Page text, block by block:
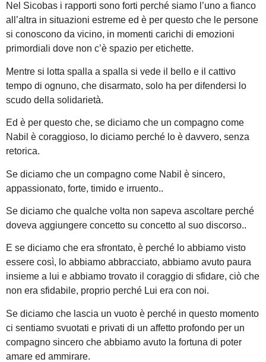
Nel Sicobas i rapporti sono forti perché siamo l’uno a fianco
all’altra in situazioni estreme ed è per questo che le persone
si conoscono da vicino, in momenti carichi di emozioni
primordiali dove non c’è spazio per etichette.
Mentre si lotta spalla a spalla si vede il bello e il cattivo
tempo di ognuno, che disarmato, solo ha per difendersi lo
scudo della solidarietà.
Ed è per questo che, se diciamo che un compagno come
Nabil è coraggioso, lo diciamo perché lo è davvero, senza
retorica.
Se diciamo che un compagno come Nabil è sincero,
appassionato, forte, timido e irruento..
Se diciamo che qualche volta non sapeva ascoltare perché
doveva aggiungere concetto su concetto al suo discorso..
E se diciamo che era sfrontato, è perché lo abbiamo visto
essere così, lo abbiamo abbracciato, abbiamo avuto paura
insieme a lui e abbiamo trovato il coraggio di sfidare, ciò che
non era sfidabile, proprio perché Lui era con noi.
Se diciamo che lascia un vuoto è perché in questo momento
ci sentiamo svuotati e privati di un affetto profondo per un
compagno sincero che abbiamo avuto la fortuna di poter
amare ed ammirare.